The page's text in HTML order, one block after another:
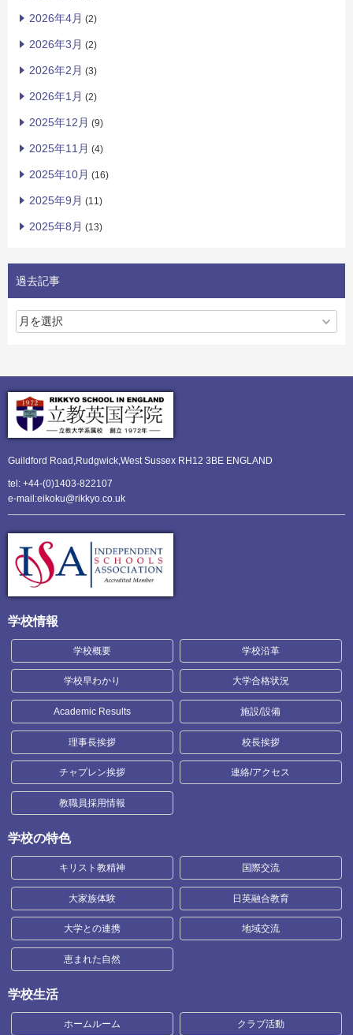
2026年4月 (2)
2026年3月 (2)
2026年2月 (3)
2026年1月 (2)
2025年12月 (9)
2025年11月 (4)
2025年10月 (16)
2025年9月 (11)
2025年8月 (13)
過去記事
Guildford Road,Rudgwick,West Sussex RH12 3BE ENGLAND
tel: +44-(0)1403-822107
e-mail:eikoku@rikkyo.co.uk
学校情報
学校概要 学校沿革
学校早わかり 大学合格状況
Academic Results 施設/設備
理事長挨拶 校長挨拶
チャプレン挨拶 連絡/アクセス
教職員採用情報
学校の特色
キリスト教精神 国際交流
大家族体験 日英融合教育
大学との連携 地域交流
恵まれた自然
学校生活
ホームルーム クラブ活動